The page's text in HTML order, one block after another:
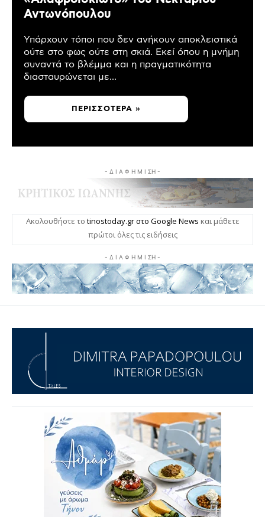
Αντωνόπουλου
Υπάρχουν τόποι που δεν ανήκουν αποκλειστικά
ούτε στο φως ούτε στη σκιά. Εκεί όπου η μνήμη
συναντά το βλέμμα και η πραγματικότητα
διασταυρώνεται με...
ΠΕΡΙΣΣΌΤΕΡΑ »
- Δ Ι Α Φ Η Μ Ι ΣΗ -
Ακολουθήστε το tinostoday.gr στο Google News και μάθετε
πρώτοι όλες τις ειδήσεις
- Δ Ι Α Φ Η Μ Ι ΣΗ -